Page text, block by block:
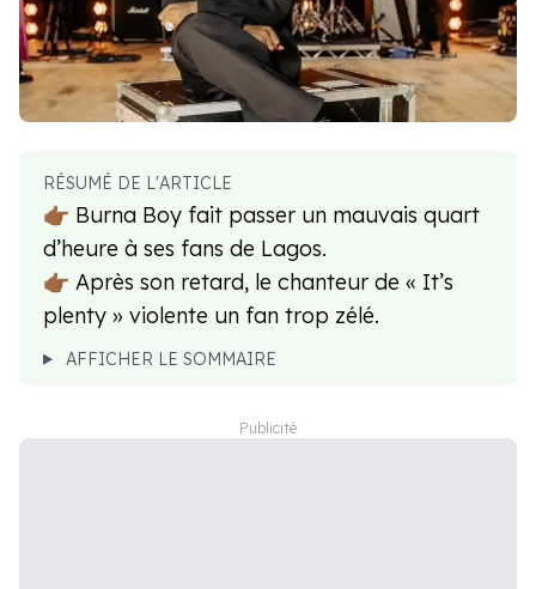
RÉSUMÉ DE L'ARTICLE
👉🏾 Burna Boy fait passer un mauvais quart
d’heure à ses fans de Lagos.
👉🏾 Après son retard, le chanteur de « It’s
plenty » violente un fan trop zélé.
AFFICHER LE SOMMAIRE